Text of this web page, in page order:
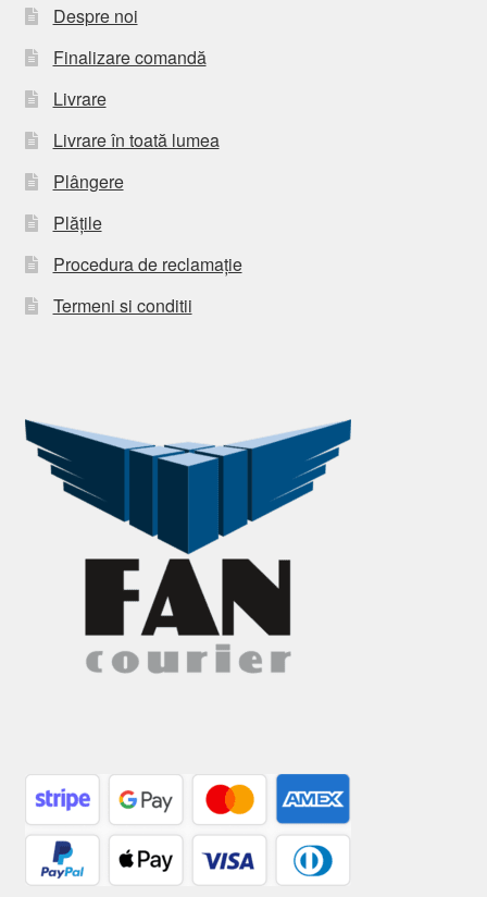
Despre noi
Finalizare comandă
Livrare
Livrare în toată lumea
Plângere
Plățile
Procedura de reclamație
Termeni si conditii